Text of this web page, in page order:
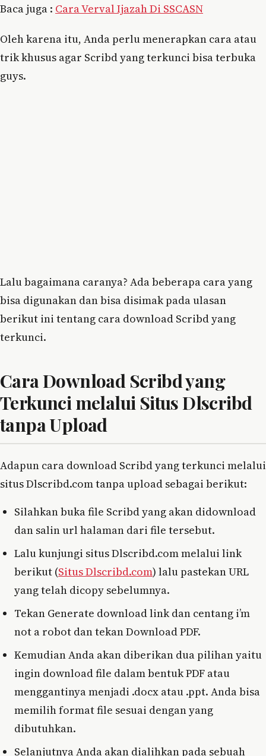
Baca juga : Cara Verval Ijazah Di SSCASN
Oleh karena itu, Anda perlu menerapkan cara atau
trik khusus agar Scribd yang terkunci bisa terbuka
guys.
Lalu bagaimana caranya? Ada beberapa cara yang
bisa digunakan dan bisa disimak pada ulasan
berikut ini tentang cara download Scribd yang
terkunci.
Cara Download Scribd yang
Terkunci melalui Situs Dlscribd
tanpa Upload
Adapun cara download Scribd yang terkunci melalui
situs Dlscribd.com tanpa upload sebagai berikut:
Silahkan buka file Scribd yang akan didownload
dan salin url halaman dari file tersebut.
Lalu kunjungi situs Dlscribd.com melalui link
berikut (Situs Dlscribd.com) lalu pastekan URL
yang telah dicopy sebelumnya.
Tekan Generate download link dan centang i’m
not a robot dan tekan Download PDF.
Kemudian Anda akan diberikan dua pilihan yaitu
ingin download file dalam bentuk PDF atau
menggantinya menjadi .docx atau .ppt. Anda bisa
memilih format file sesuai dengan yang
dibutuhkan.
Selanjutnya Anda akan dialihkan pada sebuah